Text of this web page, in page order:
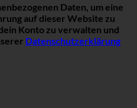
Daten, um eine
auf dieser Website zu
Konto zu verwalten und
Datenschutzerklärung